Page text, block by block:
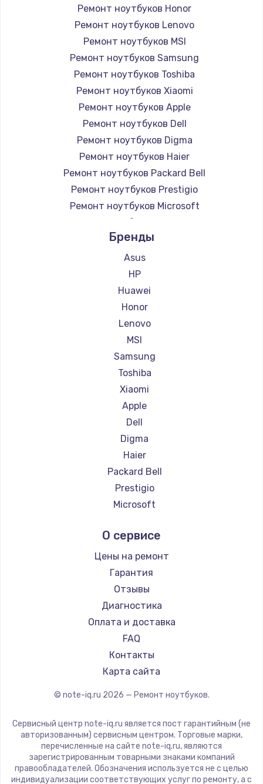
Ремонт ноутбуков Honor
Ремонт ноутбуков Lenovo
Ремонт ноутбуков MSI
Ремонт ноутбуков Samsung
Ремонт ноутбуков Toshiba
Ремонт ноутбуков Xiaomi
Ремонт ноутбуков Apple
Ремонт ноутбуков Dell
Ремонт ноутбуков Digma
Ремонт ноутбуков Haier
Ремонт ноутбуков Packard Bell
Ремонт ноутбуков Prestigio
Ремонт ноутбуков Microsoft
Ремонт ноутбуков Alienware
Ремонт ноутбуков Aquarius
Ремонт ноутбуков Gigabyte
Ремонт ноутбуков Aorus
Ремонт ноутбуков Maibenben
Ремонт ноутбуков Getac
Ремонт ноутбуков Epson
Ремонт ноутбуков Philips
Ремонт ноутбуков LG
Ремонт ноутбуков Panasonic
Ремонт ноутбуков Irbis
Ремонт ноутбуков Thunderobot
Ремонт ноутбуков Hasee
Ремонт ноутбуков ZTE
Ремонт ноутбуков Hiper
Ремонт ноутбуков Evga
Ремонт ноутбуков Google
Ремонт ноутбуков Echips
Ремонт ноутбуков Predator
Ремонт ноутбуков iru
Ремонт ноутбуков Machenike
Ремонт ноутбуков DEXP
Ремонт ноутбуков Teclast
Ремонт ноутбуков CHUWI
Ремонт ноутбуков Colorful
Бренды
Asus
HP
Huawei
Honor
Lenovo
MSI
Samsung
Toshiba
Xiaomi
Apple
Dell
Digma
Haier
Packard Bell
Prestigio
Microsoft
Aquarius
Gigabyte
Aorus
Maibenben
Getac
Epson
Philips
LG
Panasonic
ZTE
Hiper
Evga
О сервисе
Цены на ремонт
Гарантия
Отзывы
Диагностика
Оплата и доставка
FAQ
Контакты
Карта сайта
© note-iq.ru 2026 — Ремонт ноутбуков.
Сервисный центр note-iq.ru является пост гарантийным (не
авторизованным) сервисным центром. Торговые марки,
перечисленные на сайте note-iq.ru, являются
зарегистрированным товарными знаками компаний
правообладателей. Обозначения используется не с целью
индивидуализации соответствующих услуг по ремонту, а с